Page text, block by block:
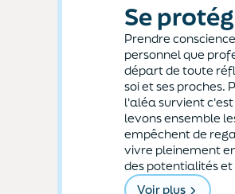
Se
Prendre
personnel que
départ de toute
soi et ses proches.
l'aléa survient
levons ensemble
empêchent de
vivre pleinement
des potentialités
Voir plus